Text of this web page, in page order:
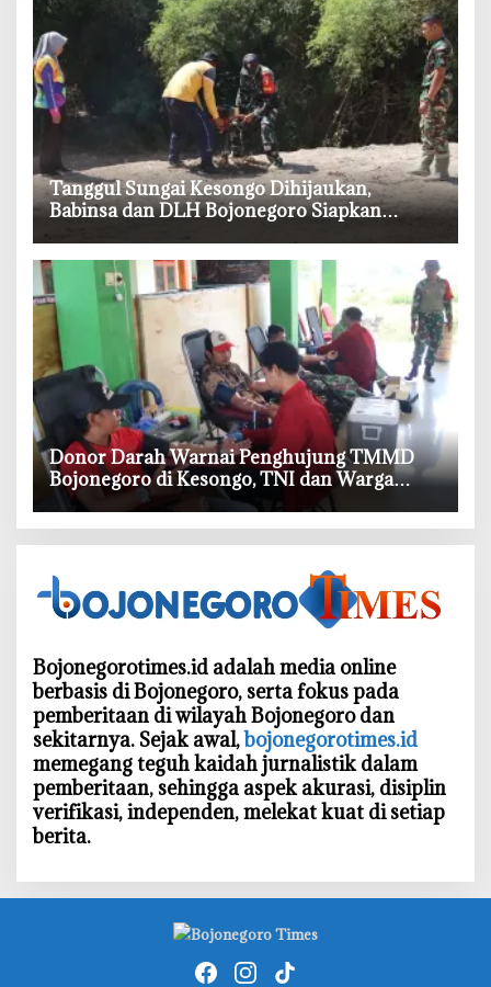
‎Tanggul Sungai Kesongo Dihijaukan,
Babinsa dan DLH Bojonegoro Siapkan
‎Donor Darah Warnai Penghujung TMMD
Bojonegoro di Kesongo, TNI dan Warga
Bergerak untuk Kemanusiaan
Bojonegorotimes.id adalah media online
berbasis di Bojonegoro, serta fokus pada
pemberitaan di wilayah Bojonegoro dan
sekitarnya. Sejak awal,bojonegorotimes.id
memegang teguh kaidah jurnalistik dalam
pemberitaan, sehingga aspek akurasi, disiplin
verifikasi, independen, melekat kuat di setiap
berita.